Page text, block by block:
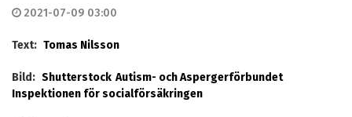
2021-07-09 03:00
Text: Tomas Nilsson
Bild: Shutterstock Autism- och Aspergerförbundet
Inspektionen för socialförsäkringen